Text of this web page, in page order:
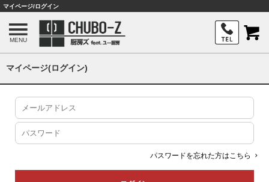
マイページ/ログイン
MENU
マイページ(ログイン)
パスワードを忘れた方はこちら